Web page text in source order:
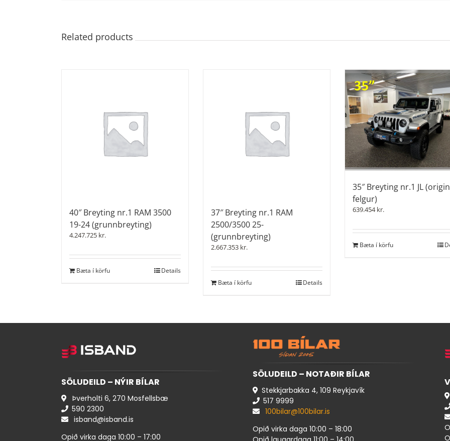
Related products
40″ Breyting nr.1 RAM 3500
19-24 (grunnbreyting)
4.247.725 kr.
Bæta í körfu Details
37″ Breyting nr.1 RAM
2500/3500 25-
(grunnbreyting)
2.667.353 kr.
Bæta í körfu Details
35″ Breyting nr.1 JL
felgur)
639.454kr.
Bæta í körfu
SÖLUDEILD – NÝIR BÍLAR
Þverholti 6, 270 Mosfellsbæ
590 ​2300
isband@isband.is
Opið virka daga 10:00 – 17:00
SÖLUDEILD – NOTAÐIR BÍLAR
Stekkjarbakka 4, 109 Reykjavík
517 ​9999
100bilar@100bilar.is
Opið virka daga 10:00 – 18:00